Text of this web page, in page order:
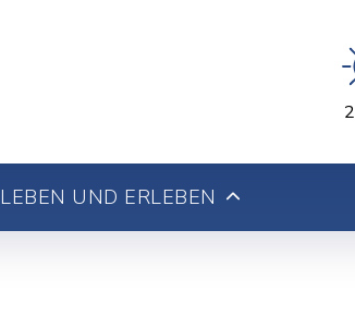
LEBEN UND ERLEBEN